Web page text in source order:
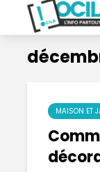
MAISON ET